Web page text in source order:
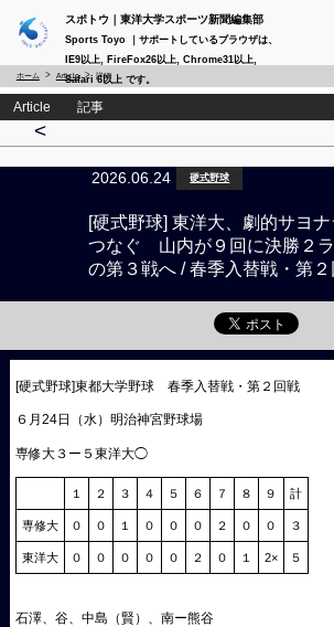
スポトウ｜東洋大学スポーツ新聞編集部
Sports Toyo ｜サポートしているブラウザは、
IE9以上, FireFox26以上, Chrome31以上,
Safari 6以上 です。
ホーム Article 詳細
Article 記事
<
2026.06.24 硬式野球
[硬式野球] 東洋大、劇的サヨ
つなぐ 山内が９回に決勝２
の第３戦へ / 春季入替戦・第
[硬式野球]東都大学野球 春季入替戦・第２回戦
６月24日（水）明治神宮野球場
専修大３ー５東洋大◯
１ ２ ３ ４ ５ ６ ７ ８ ９ 計
専修大 ０ ０ １ ０ ０ ０ ２ ０ ０ ３
東洋大 ０ ０ ０ ０ ０ ２ ０ １ 2× ５
石澤、谷、中島（賢）、南ー熊谷